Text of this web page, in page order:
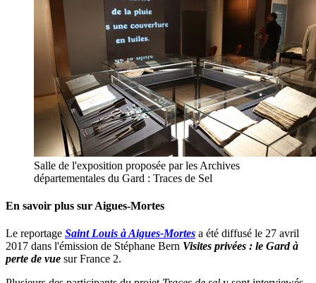
Salle de l'exposition proposée par les Archives
départementales du Gard : Traces de Sel
En savoir plus sur Aigues-Mortes
Le reportage Saint Louis à Aigues-Mortes a été diffusé le 27 avril
2017 dans l'émission de Stéphane Bern Visites privées : le Gard à
perte de vue sur France 2.